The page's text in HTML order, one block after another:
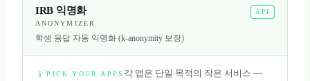
IRB 익명화
API
ANONYMIZER
학생 응답 자동 익명화 (k-anonymity 보장)
§ PICK YOUR APPS 각 앱은 단일 목적의 작은 서비스 —